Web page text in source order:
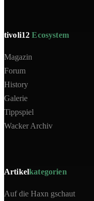
tivoli12Ecosystem
Magazin
Forum
History
Galerie
Tippspiel
Wacker Archiv
Artikelkategorien
Auf die Haxn gschaut